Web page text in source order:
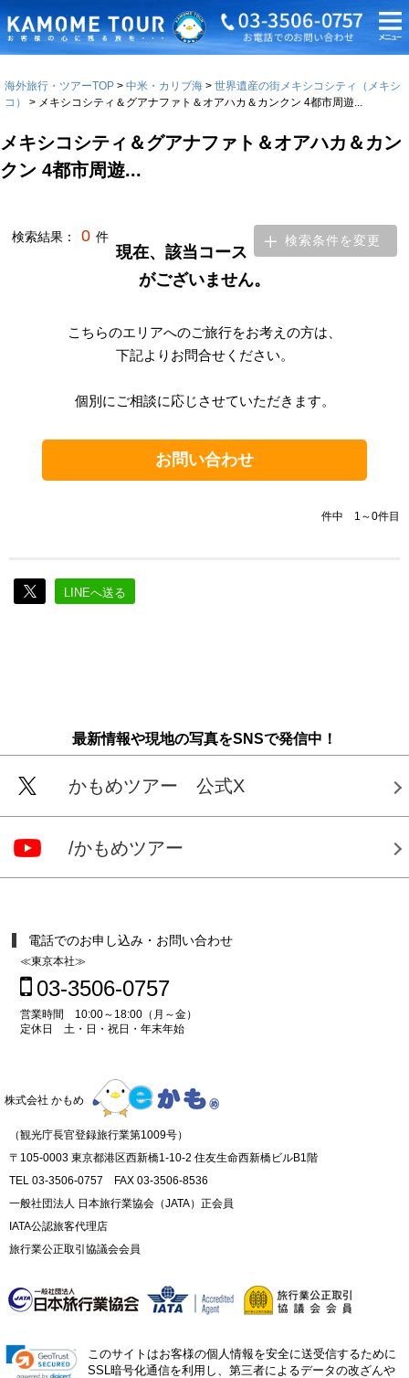
海外旅行・ツアーTOP 中米・カリブ海
世界遺産の街メキシコシティ（メキシ
コ）
メキシコシティ＆グアナファト＆オアハカ＆カンクン 4都市周遊...
メキシコシティ＆グアナファト＆オアハカ＆カン
クン 4都市周遊...
検索結果： 0 件 検索条件を変更
現在、該当コース
がございません。
こちらのエリアへのご旅行をお考えの方は、
下記よりお問合せください。
個別にご相談に応じさせていただきます。
お問い合わせ
件中 1～0件目
LINEへ送る
最新情報や現地の写真をSNSで発信中！
かもめツアー 公式X
/かもめツアー
電話でのお申し込み・お問い合わせ
≪東京本社≫
03-3506-0757
営業時間 10:00～18:00（月～金）
定休日 土・日・祝日・年末年始
株式会社 かもめ
（観光庁長官登録旅行業第1009号）
〒105-0003 東京都港区西新橋1-10-2 住友生命西新橋ビルB1階
TEL 03-3506-0757 FAX 03-3506-8536
一般社団法人 日本旅行業協会（JATA）正会員
IATA公認旅客代理店
旅行業公正取引協議会会員
このサイトはお客様の個人情報を安全に送受信するために
SSL暗号化通信を利用し、第三者によるデータの改ざんや